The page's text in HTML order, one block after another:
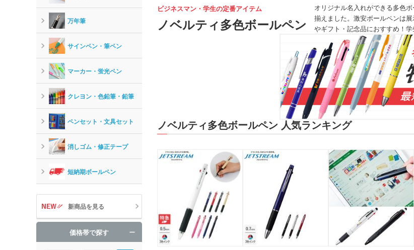
ビジネスマン・学生の定番アイテム
ノベルティ多色ボールペン
オリジナル名入れができる多色
揃えました。激安ボールペンは
やギフト・記念品におすすめ！
ノベルティ多色ボールペン 人気ランキング
万年筆
サインペン・筆ペン
マーカー・蛍光ペン
クレヨン・色鉛筆・鉛筆
ペンセット・文具セット
消しゴム・修正テープ
短納期ボールペン
新商品を見る
価格帯で探す